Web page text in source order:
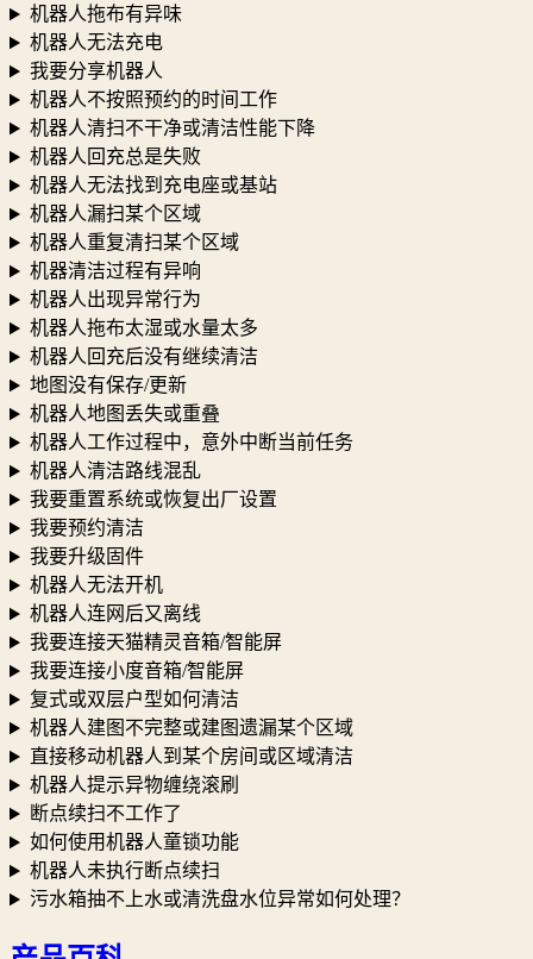
机器人拖布有异味
机器人无法充电
我要分享机器人
机器人不按照预约的时间工作
机器人清扫不干净或清洁性能下降
机器人回充总是失败
机器人无法找到充电座或基站
机器人漏扫某个区域
机器人重复清扫某个区域
机器清洁过程有异响
机器人出现异常行为
机器人拖布太湿或水量太多
机器人回充后没有继续清洁
地图没有保存/更新
机器人地图丢失或重叠
机器人工作过程中，意外中断当前任务
机器人清洁路线混乱
我要重置系统或恢复出厂设置
我要预约清洁
我要升级固件
机器人无法开机
机器人连网后又离线
我要连接天猫精灵音箱/智能屏
我要连接小度音箱/智能屏
复式或双层户型如何清洁
机器人建图不完整或建图遗漏某个区域
直接移动机器人到某个房间或区域清洁
机器人提示异物缠绕滚刷
断点续扫不工作了
如何使用机器人童锁功能
机器人未执行断点续扫
污水箱抽不上水或清洗盘水位异常如何处理？